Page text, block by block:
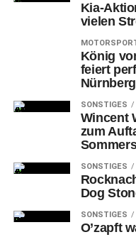
Kia-
vielen
König
feiert
Nürnberg
SONSTIGES
Wincent
zum
SONSTIGES
Dog
SONSTIGES
O’zapft